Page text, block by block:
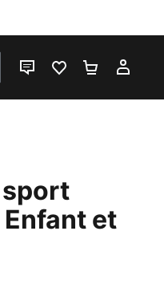
LIVE CHATFAVORIS 0PANIER 0
sport
et